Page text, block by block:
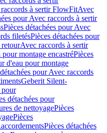
à sertir FlowFitAvec
pour Avec raccords à sertir
Pièces détachées pour Avec
filetésPièces détachées pour
retourAvec raccords à sertir
montage encastréPièces
d'eau pour montage
pour Avec raccords
Geberit Silent-
pour
détachées pour
de nettoyagePièces
Pièces
Pièces détachées